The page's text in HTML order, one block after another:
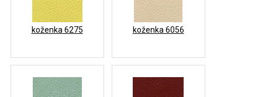
koženka 6275 koženka 6056